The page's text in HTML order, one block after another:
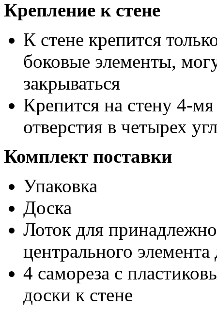
Крепление к стене
К стене крепится
боковые элементы,
закрываться
Крепится на стену 4-
отверстия в четырех
Комплект поставки
Упаковка
Доска
Лоток для
центрального элемента
4 самореза с
доски к стене